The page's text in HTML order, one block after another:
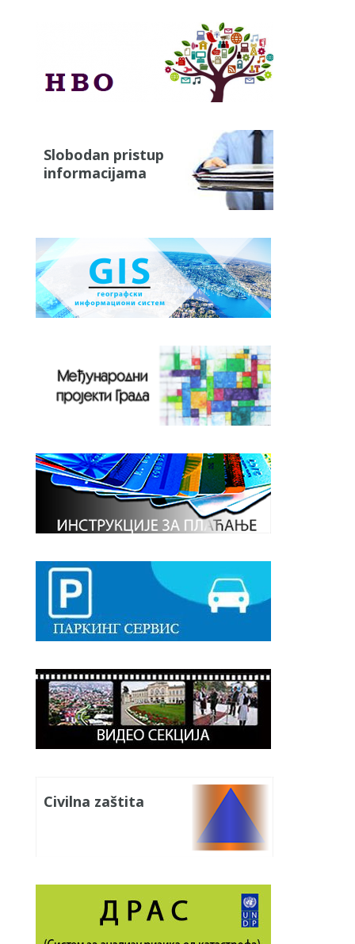
Slobodan pristup
informacijama
Civilna zaštita